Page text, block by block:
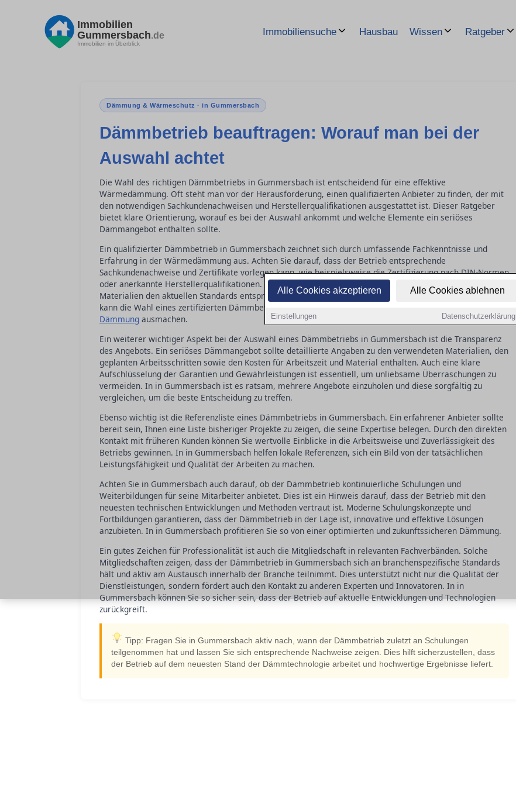
Alle Cookies akzeptieren Alle Cookies ablehnen
Einstellungen Datenschutzerklärung
Immobilien
Gummersbach.de
Immobilien im Überblick
Immobiliensuche Hausbau Wissen Ratgeber
Dämmung & Wärmeschutz · in Gummersbach
Dämmbetrieb beauftragen: Worauf man bei der
Auswahl achtet
Die Wahl des richtigen Dämmbetriebs in Gummersbach ist entscheidend für eine effektive
Wärmedämmung. Oft steht man vor der Herausforderung, einen qualifizierten Anbieter zu finden, der mit
den notwendigen Sachkundenachweisen und Herstellerqualifikationen ausgestattet ist. Dieser Ratgeber
bietet klare Orientierung, worauf es bei der Auswahl ankommt und welche Elemente ein seriöses
Dämmangebot enthalten sollte.
Ein qualifizierter Dämmbetrieb in Gummersbach zeichnet sich durch umfassende Fachkenntnisse und
Erfahrung in der Wärmedämmung aus. Achten Sie darauf, dass der Betrieb entsprechende
Sachkundenachweise und Zertifikate vorlegen kann, wie beispielsweise die Zertifizierung nach DIN-Normen
oder anerkannte Herstellerqualifikationen. Diese Qualifikationen stellen sicher, dass die verwendeten
Materialien den aktuellen Standards entsprechen und fachgerecht verarbeitet werden. In in Gummersbach
kann die Wahl eines zertifizierten Dämmbetriebs den Unterschied in Qualität und Langlebigkeit der
Dämmung ausmachen.
Ein weiterer wichtiger Aspekt bei der Auswahl eines Dämmbetriebs in Gummersbach ist die Transparenz
des Angebots. Ein seriöses Dämmangebot sollte detaillierte Angaben zu den verwendeten Materialien, den
geplanten Arbeitsschritten sowie den Kosten für Arbeitszeit und Material enthalten. Auch eine klare
Aufschlüsselung der Garantien und Gewährleistungen ist essentiell, um unliebsame Überraschungen zu
vermeiden. In in Gummersbach ist es ratsam, mehrere Angebote einzuholen und diese sorgfältig zu
vergleichen, um die beste Entscheidung zu treffen.
Ebenso wichtig ist die Referenzliste eines Dämmbetriebs in Gummersbach. Ein erfahrener Anbieter sollte
bereit sein, Ihnen eine Liste bisheriger Projekte zu zeigen, die seine Expertise belegen. Durch den direkten
Kontakt mit früheren Kunden können Sie wertvolle Einblicke in die Arbeitsweise und Zuverlässigkeit des
Betriebs gewinnen. In in Gummersbach helfen lokale Referenzen, sich ein Bild von der tatsächlichen
Leistungsfähigkeit und Qualität der Arbeiten zu machen.
Achten Sie in Gummersbach auch darauf, ob der Dämmbetrieb kontinuierliche Schulungen und
Weiterbildungen für seine Mitarbeiter anbietet. Dies ist ein Hinweis darauf, dass der Betrieb mit den
neuesten technischen Entwicklungen und Methoden vertraut ist. Moderne Schulungskonzepte und
Fortbildungen garantieren, dass der Dämmbetrieb in der Lage ist, innovative und effektive Lösungen
anzubieten. In in Gummersbach profitieren Sie so von einer optimierten und zukunftssicheren Dämmung.
Ein gutes Zeichen für Professionalität ist auch die Mitgliedschaft in relevanten Fachverbänden. Solche
Mitgliedschaften zeigen, dass der Dämmbetrieb in Gummersbach sich an branchenspezifische Standards
hält und aktiv am Austausch innerhalb der Branche teilnimmt. Dies unterstützt nicht nur die Qualität der
Dienstleistungen, sondern fördert auch den Kontakt zu anderen Experten und Innovatoren. In in
Gummersbach können Sie so sicher sein, dass der Betrieb auf aktuelle Entwicklungen und Technologien
zurückgreift.
Tipp: Fragen Sie in Gummersbach aktiv nach, wann der Dämmbetrieb zuletzt an Schulungen
teilgenommen hat und lassen Sie sich entsprechende Nachweise zeigen. Dies hilft sicherzustellen, dass
der Betrieb auf dem neuesten Stand der Dämmtechnologie arbeitet und hochwertige Ergebnisse liefert.